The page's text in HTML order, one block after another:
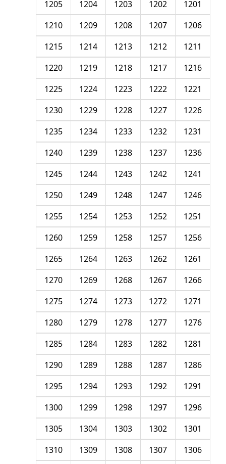
1201
1202
1203
1204
1205
1206
1207
1208
1209
1210
1211
1212
1213
1214
1215
1216
1217
1218
1219
1220
1221
1222
1223
1224
1225
1226
1227
1228
1229
1230
1231
1232
1233
1234
1235
1236
1237
1238
1239
1240
1241
1242
1243
1244
1245
1246
1247
1248
1249
1250
1251
1252
1253
1254
1255
1256
1257
1258
1259
1260
1261
1262
1263
1264
1265
1266
1267
1268
1269
1270
1271
1272
1273
1274
1275
1276
1277
1278
1279
1280
1281
1282
1283
1284
1285
1286
1287
1288
1289
1290
1291
1292
1293
1294
1295
1296
1297
1298
1299
1300
1301
1302
1303
1304
1305
1306
1307
1308
1309
1310